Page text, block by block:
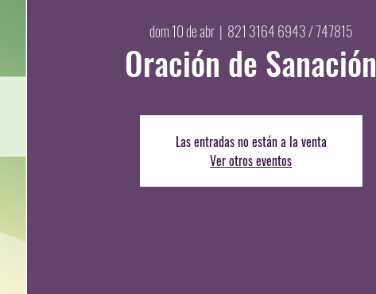
dom 10 de abr
  |
821 3164 6943 / 747815
Oración de Sanación
Las entradas no están a la venta
Ver otros eventos